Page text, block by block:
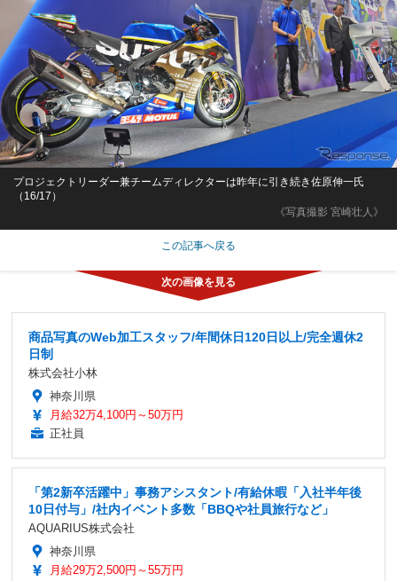
《写真撮影 宮崎壮人》
プロジェクトリーダー兼チームディレクターは昨年に引き続き佐原伸一氏
（16/17）
この記事へ戻る
商品写真のWeb加工スタッフ/年間休日120日以上/完全週休2
日制
株式会社小林
神奈川県
月給32万4,100円～50万円
正社員
「第2新卒活躍中」事務アシスタント/有給休暇「入社半年後
10日付与」/社内イベント多数「BBQや社員旅行など」
AQUARIUS株式会社
神奈川県
月給29万2,500円～55万円